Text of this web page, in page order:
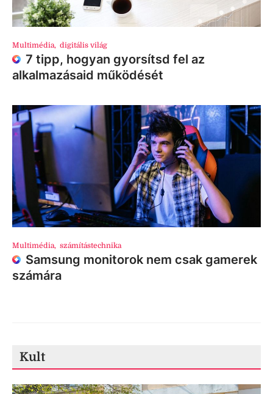
Multimédia, digitális világ
7 tipp, hogyan gyorsítsd fel az
alkalmazásaid működését
Multimédia, számítástechnika
Samsung monitorok nem csak gamerek
számára
Kult